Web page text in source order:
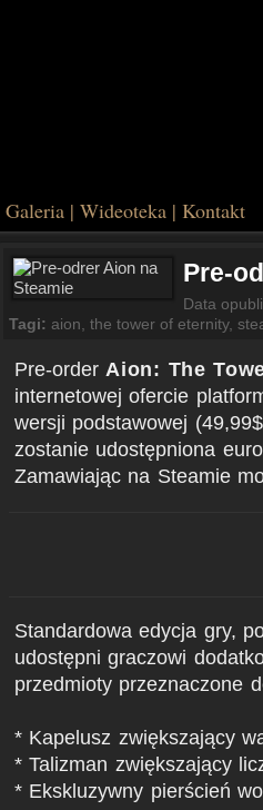
Galeria | Wideoteka | Kontakt
Pre-
Data
Tagi: aion the tower of eternity,
Pre-order Aion: The
internetowej ofercie
wersji podstawowej
zostanie udostępniona
Zamawiając na Steamie
Standardowa edycja gry,
udostępni graczowi
przedmioty przeznaczone
* Kapelusz zwiększający
* Talizman zwiększający
* Ekskluzywny pierścień